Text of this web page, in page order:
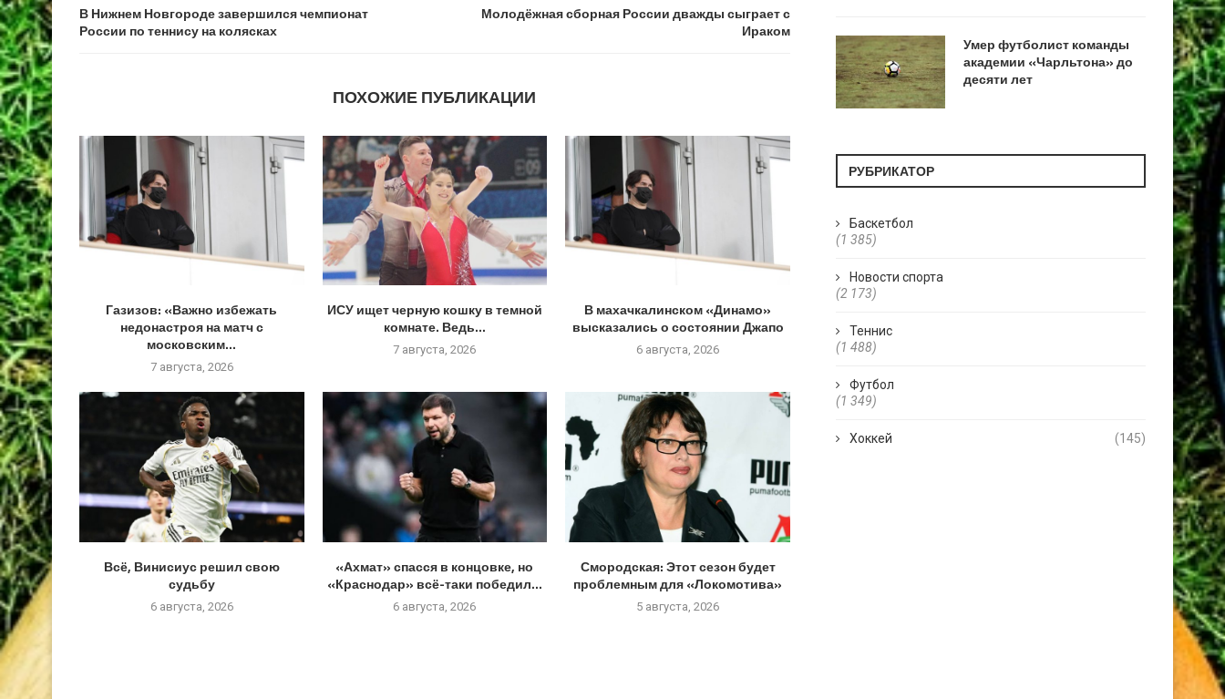
В Нижнем Новгороде завершился чемпионат
России по теннису на колясках
Молодёжная сборная России дважды сыграет с
Ираком
ПОХОЖИЕ ПУБЛИКАЦИИ
Газизов: «Важно избежать
недонастроя на матч с
московским...
7 августа, 2026
ИСУ ищет черную кошку в темной
комнате. Ведь...
7 августа, 2026
В махачкалинском «Динамо»
высказались о состоянии Джапо
6 августа, 2026
Всё, Винисиус решил свою
судьбу
6 августа, 2026
«Ахмат» спасся в концовке, но
«Краснодар» всё-таки победил...
6 августа, 2026
Смородская: Этот сезон будет
проблемным для «Локомотива»
5 августа, 2026
Умер футболист команды
академии «Чарльтона» до
десяти лет
РУБРИКАТОР
Баскетбол
(1 385)
Новости спорта
(2 173)
Теннис
(1 488)
Футбол
(1 349)
Хоккей (145)